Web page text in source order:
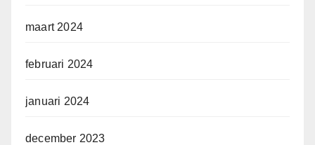
maart 2024
februari 2024
januari 2024
december 2023